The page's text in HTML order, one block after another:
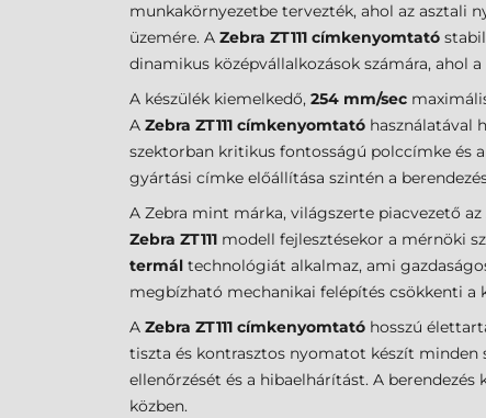
munkakörnyezetbe tervezték, ahol az asztali
üzemére. A Zebra ZT111 címkenyomtató
dinamikus középvállalkozások számára, ahol
A készülék kiemelkedő, 254 mm/sec
A Zebra ZT111 címkenyomtató használatával
szektorban kritikus fontosságú polccímke és
gyártási címke előállítása szintén a
A Zebra mint márka, világszerte piacvezető
Zebra ZT111 modell fejlesztésekor a mérnöki
termál technológiát alkalmaz, ami
megbízható mechanikai felépítés csökkenti a
A Zebra ZT111 címkenyomtató hosszú
tiszta és kontrasztos nyomatot készít minden
ellenőrzését és a hibaelhárítást. A
közben.